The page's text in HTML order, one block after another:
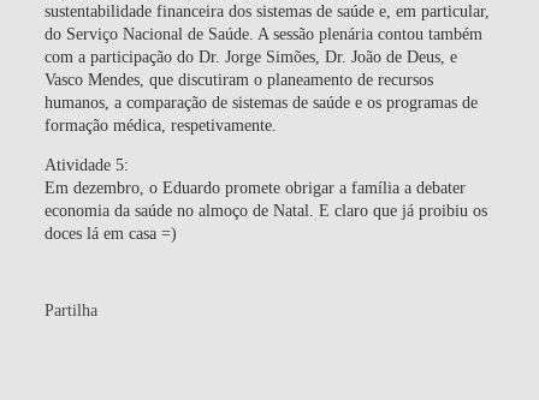
sustentabilidade financeira dos sistemas de saúde e, em particular,
do Serviço Nacional de Saúde. A sessão plenária contou também
com a participação do Dr. Jorge Simões, Dr. João de Deus, e
Vasco Mendes, que discutiram o planeamento de recursos
humanos, a comparação de sistemas de saúde e os programas de
formação médica, respetivamente.
Atividade 5:
Em dezembro, o Eduardo promete obrigar a família a debater
economia da saúde no almoço de Natal. E claro que já proibiu os
doces lá em casa =)
Partilha